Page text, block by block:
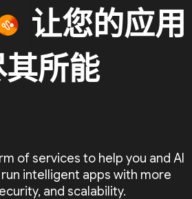
让您的应用
所能
of services to help you and AI
intelligent apps with more
and scalability.